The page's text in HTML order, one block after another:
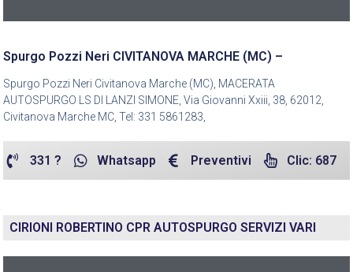
Spurgo Pozzi Neri CIVITANOVA MARCHE (MC) –
Spurgo Pozzi Neri Civitanova Marche (MC), MACERATA
AUTOSPURGO LS DI LANZI SIMONE, Via Giovanni Xxiii, 38, 62012,
Civitanova Marche MC, Tel: 331 5861283,
331 ? Whatsapp Preventivi Clic: 687
CIRIONI ROBERTINO CPR AUTOSPURGO SERVIZI VARI